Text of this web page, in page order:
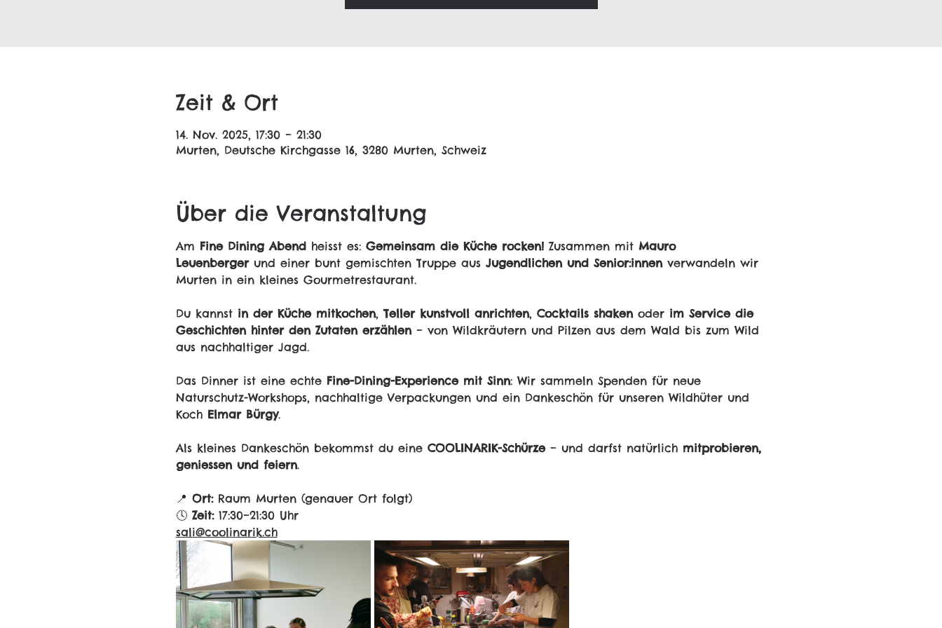
Zeit & Ort
14. Nov. 2025, 17:30 – 21:30
Murten, Deutsche Kirchgasse 16, 3280 Murten, Schweiz
Über die Veranstaltung
Am Fine Dining Abend heisst es: Gemeinsam die Küche rocken! Zusammen mit Mauro
Leuenberger und einer bunt gemischten Truppe aus Jugendlichen und Senior:innen verwandeln wir
Murten in ein kleines Gourmetrestaurant.
Du kannst in der Küche mitkochen, Teller kunstvoll anrichten, Cocktails shaken oder im Service die
Geschichten hinter den Zutaten erzählen – von Wildkräutern und Pilzen aus dem Wald bis zum Wild
aus nachhaltiger Jagd.
Das Dinner ist eine echte Fine-Dining-Experience mit Sinn: Wir sammeln Spenden für neue
Naturschutz-Workshops, nachhaltige Verpackungen und ein Dankeschön für unseren Wildhüter und
Koch Elmar Bürgy.
Als kleines Dankeschön bekommst du eine COOLINARIK-Schürze – und darfst natürlich mitprobieren,
geniessen und feiern.
📍 Ort: Raum Murten (genauer Ort folgt)
🕓 Zeit: 17:30–21:30 Uhr
sali@coolinarik.ch